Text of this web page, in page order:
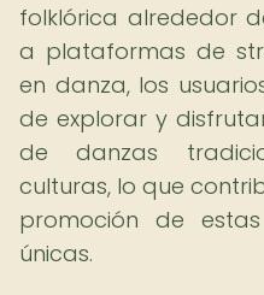
folklórica alrededor
a plataformas de
en danza, los
de explorar y
de danzas
culturas, lo que
promoción de
únicas.